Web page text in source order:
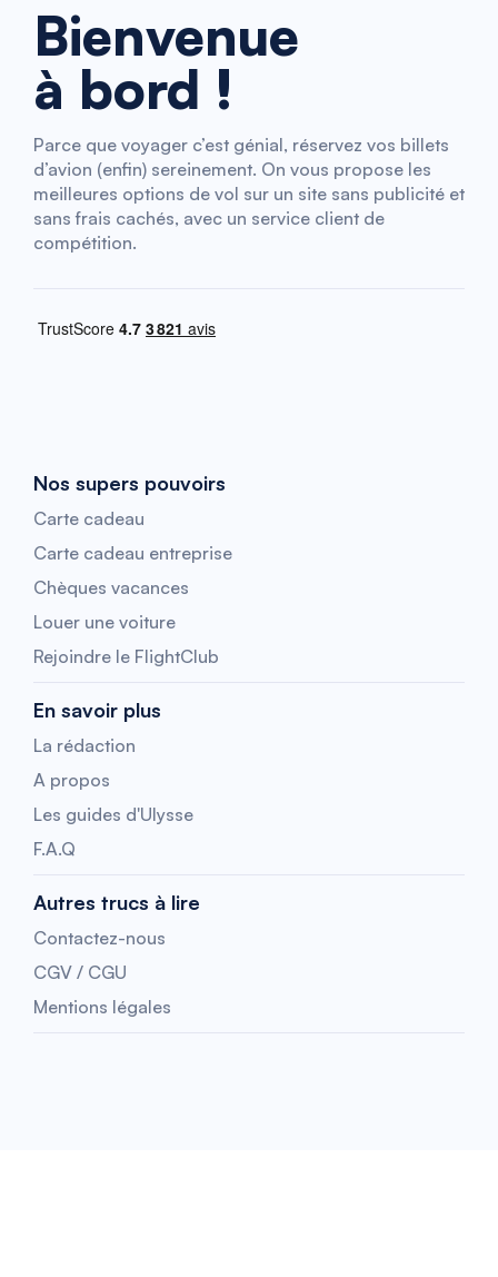
Bienvenue
à bord !
Parce que voyager c’est génial, réservez vos billets
d’avion (enfin) sereinement. On vous propose les
meilleures options de vol sur un site sans publicité et
sans frais cachés, avec un service client de
compétition.
Nos supers pouvoirs
Carte cadeau
Carte cadeau entreprise
Chèques vacances
Louer une voiture
Rejoindre le FlightClub
En savoir plus
La rédaction
A propos
Les guides d'Ulysse
F.A.Q
Autres trucs à lire
Contactez-nous
CGV / CGU
Mentions légales